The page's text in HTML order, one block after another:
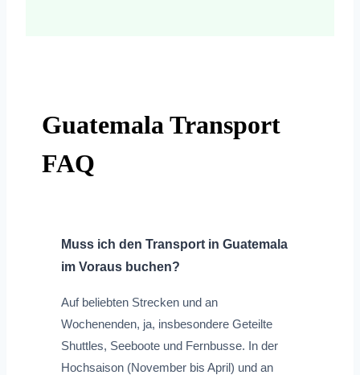
Guatemala Transport
FAQ
Muss ich den Transport in Guatemala
im Voraus buchen?
Auf beliebten Strecken und an
Wochenenden, ja, insbesondere Geteilte
Shuttles, Seeboote und Fernbusse. In der
Hochsaison (November bis April) und an